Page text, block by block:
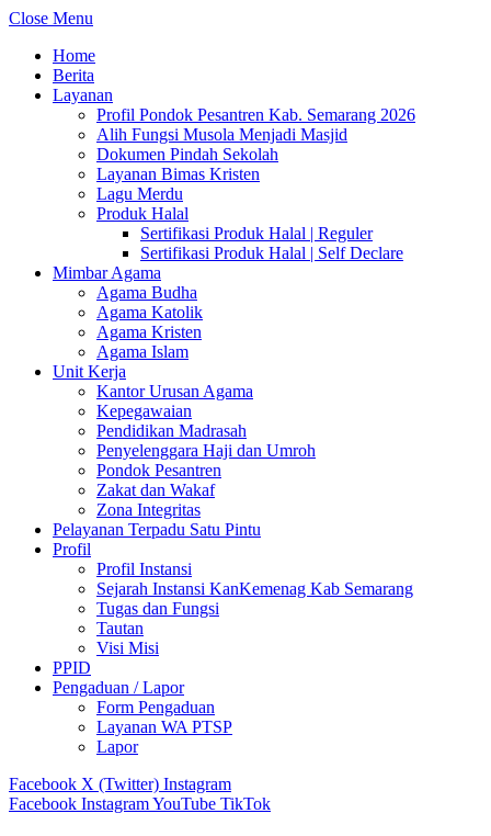
Close Menu
Home
Berita
Layanan
Profil Pondok Pesantren Kab. Semarang 2026
Alih Fungsi Musola Menjadi Masjid
Dokumen Pindah Sekolah
Layanan Bimas Kristen
Lagu Merdu
Produk Halal
Sertifikasi Produk Halal | Reguler
Sertifikasi Produk Halal | Self Declare
Mimbar Agama
Agama Budha
Agama Katolik
Agama Kristen
Agama Islam
Unit Kerja
Kantor Urusan Agama
Kepegawaian
Pendidikan Madrasah
Penyelenggara Haji dan Umroh
Pondok Pesantren
Zakat dan Wakaf
Zona Integritas
Pelayanan Terpadu Satu Pintu
Profil
Profil Instansi
Sejarah Instansi KanKemenag Kab Semarang
Tugas dan Fungsi
Tautan
Visi Misi
PPID
Pengaduan / Lapor
Form Pengaduan
Layanan WA PTSP
Lapor
Facebook X (Twitter) Instagram
Facebook InstagramYouTube TikTok